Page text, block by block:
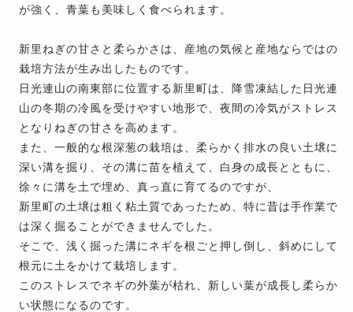
が強く、青葉も美味しく食べられます。
新里ねぎの甘さと柔らかさは、産地の気候と産地ならではの
栽培方法が生み出したものです。
日光連山の南東部に位置する新里町は、降雪凍結した日光連
山の冬期の冷風を受けやすい地形で、夜間の冷気がストレス
となりねぎの甘さを高めます。
また、一般的な根深葱の栽培は、柔らかく排水の良い土壌に
深い溝を掘り、その溝に苗を植えて、白身の成長とともに、
徐々に溝を土で埋め、真っ直に育てるのですが、
新里町の土壌は粗く粘土質であったため、特に昔は手作業で
は深く掘ることができませんでした。
そこで、浅く掘った溝にネギを根ごと押し倒し、斜めにして
根元に土をかけて栽培します。
このストレスでネギの外葉が枯れ、新しい葉が成長し柔らか
い状態になるのです。